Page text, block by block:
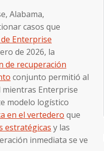
Alabama,
casos que
Enterprise
de 2026, la
de recuperación
conjunto permitió al
Enterprise
modelo logístico
en el vertedero que
estratégicas y las
inmediata se ve